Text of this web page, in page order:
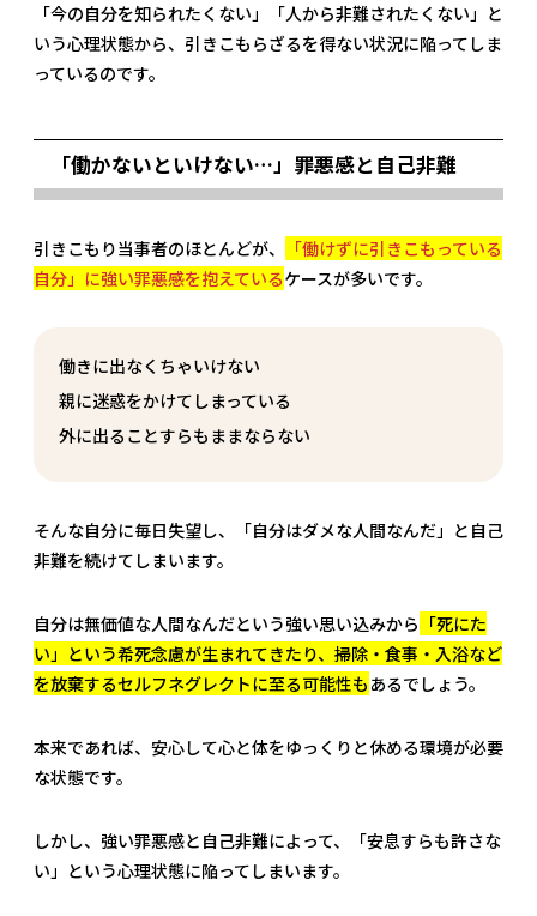
「今の自分を知られたくない」「人から非難されたくない」と
いう心理状態から、引きこもらざるを得ない状況に陥ってしま
っているのです。
「働かないといけない…」罪悪感と自己非難
引きこもり当事者のほとんどが、
「働けずに引きこもっている
自分」に強い罪悪感を抱えているケースが多いです。
働きに出なくちゃいけない
親に迷惑をかけてしまっている
外に出ることすらもままならない
そんな自分に毎日失望し、「自分はダメな人間なんだ」と自己
非難を続けてしまいます。
自分は無価値な人間なんだという強い思い込みから 「死にた
い」という希死念慮が生まれてきたり、掃除・食事・入浴など
を放棄するセルフネグレクトに至る可能性も あるでしょう。
本来であれば、安心して心と体をゆっくりと休める環境が必要
な状態です。
しかし、強い罪悪感と自己非難によって、「安息すらも許さな
い」という心理状態に陥ってしまいます。